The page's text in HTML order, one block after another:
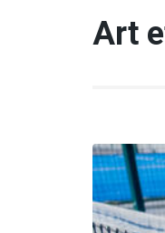
Art